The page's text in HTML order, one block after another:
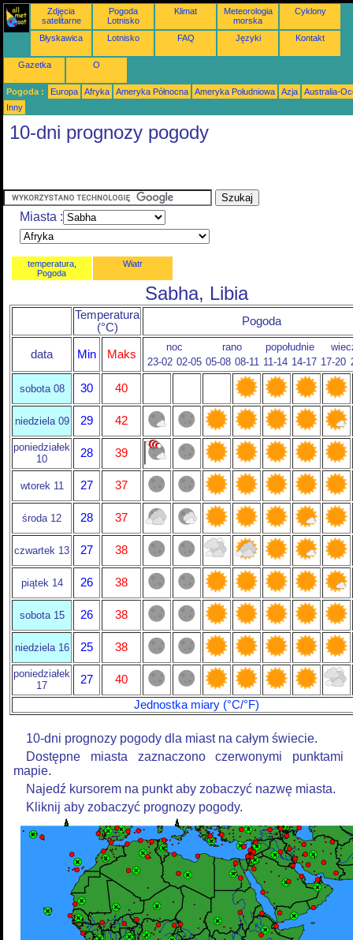
Zdjęcia
satelitarne
Pogoda
Lotnisko
Klimat
Meteorologia
morska
Cyklony
Błyskawica Lotnisko FAQ Języki Kontakt
Gazetka O
Pogoda : Europa Afryka Ameryka Północna Ameryka Południowa Azja
Australia-
Inny
10-dni prognozy pogody
Miasta :
temperatura,
Pogoda
Wiatr
Sabha, Libia
Temperatura
(°C)
Pogoda
data Min Maks
noc rano popołudnie
23-02 02-05 05-08 08-11 11-14 14-17 17-20
sobota 08 30 40
niedziela 09 29 42
poniedziałek
10
28 39
wtorek 11 27 37
środa 12 28 37
czwartek 13 27 38
piątek 14 26 38
sobota 15 26 38
niedziela 16 25 38
poniedziałek
17
27
40
Jednostka miary (°C/°F)
10-dni prognozy pogody dla miast na całym świecie.
Dostępne miasta zaznaczono czerwonymi punktami
mapie.
Najedź kursorem na punkt aby zobaczyć nazwę miasta.
Kliknij aby zobaczyć prognozy pogody.